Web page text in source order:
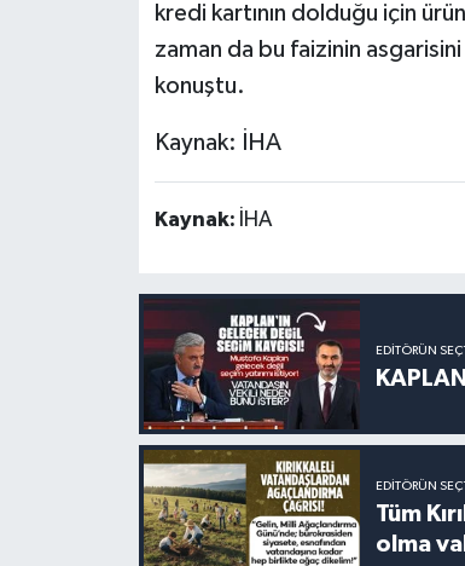
kredi kartının dolduğu için
zaman da bu faizinin asgarisini
konuştu.
Kaynak: İHA
Kaynak: İHA
EDITÖRÜN
EDITÖRÜN
Tüm
olma